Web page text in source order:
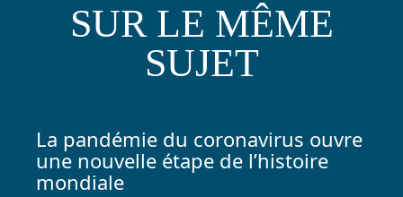
SUR LE MÊME
SUJET
La pandémie du coronavirus ouvre
une nouvelle étape de l’histoire
mondiale